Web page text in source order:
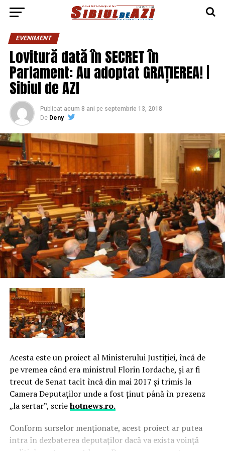
EVENIMENT
Lovitură dată în SECRET în
Parlament: Au adoptat GRAȚIEREA! |
Sibiul de AZI
Publicat acum 8 ani pe septembrie 13, 2018
De Deny
Acesta este un proiect al Ministerului Justiţiei, încă de
pe vremea când era ministrul Florin Iordache, şi ar fi
trecut de Senat tacit încă din mai 2017 şi trimis la
Camera Deputaţilor unde a fost ţinut până în prezenz
„la sertar”, scriehotnews.ro.
Conform surselor menţionate, acest proiect ar putea
intra în dezbaterea deputaţilor dacă va exista voinţă